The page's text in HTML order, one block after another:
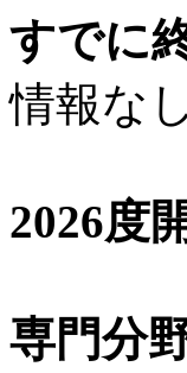
すでに
情報なし
2026度
専門分